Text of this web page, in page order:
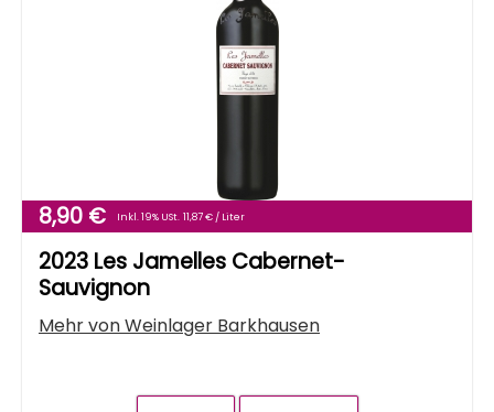
8,90 € Inkl. 19% USt. 11,87 € / Liter
2023 Les Jamelles Cabernet-
Sauvignon
Mehr vonWeinlager Barkhausen